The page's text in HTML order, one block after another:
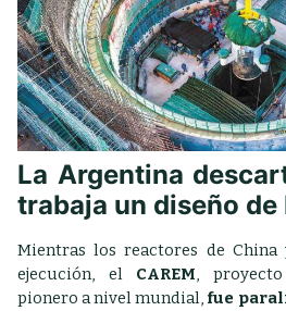
La Argentina
trabaja un diseño de
Mientras los reactores de China
ejecución, el CAREM,
pionero a nivel mundial, fue